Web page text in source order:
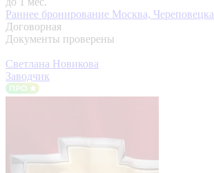
Раннее бронирование Москва,
Договорная
Документы проверены
Светлана Новикова
Заводчик